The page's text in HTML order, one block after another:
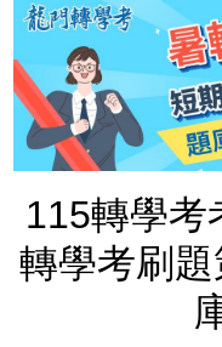
115轉學考
轉學考刷